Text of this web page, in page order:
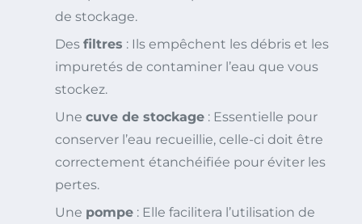
de stockage.
Des filtres : Ils empêchent les débris et les
impuretés de contaminer l’eau que vous
stockez.
Une cuve de stockage : Essentielle pour
conserver l’eau recueillie, celle-ci doit être
correctement étanchéifiée pour éviter les
pertes.
Une pompe : Elle facilitera l’utilisation de